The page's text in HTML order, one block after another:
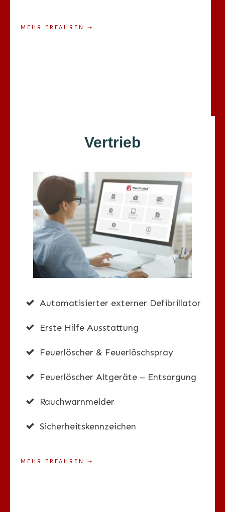
MEHR ERFAHREN ➝
Vertrieb
Automatisierter externer Defibrillator
Erste Hilfe Ausstattung
Feuerlöscher & Feuerlöschspray
Feuerlöscher Altgeräte – Entsorgung
Rauchwarnmelder
Sicherheitskennzeichen
MEHR ERFAHREN ➝